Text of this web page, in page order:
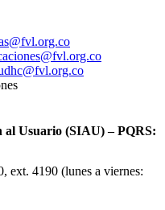
al Usuario (SIAU) – PQRS:
ext. 4190 (lunes a viernes: